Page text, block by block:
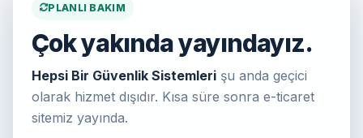
PLANLI BAKIM
Çok yakında yayındayız.
Hepsi Bir Güvenlik Sistemleri şu anda geçici
olarak hizmet dışıdır. Kısa süre sonra e-ticaret
sitemiz yayında.